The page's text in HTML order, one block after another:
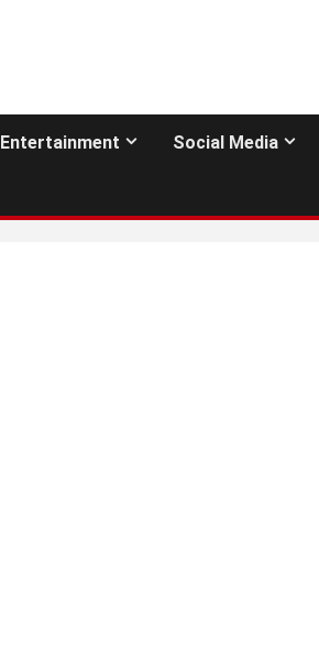
Entertainment Social Media